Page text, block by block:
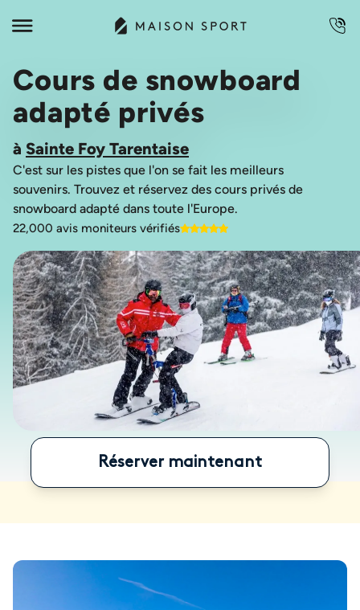
Cours de snowboard
adapté privés
à Sainte Foy Tarentaise
C'est sur les pistes que l'on se fait les meilleurs
souvenirs. Trouvez et réservez des cours privés de
22,000 avis moniteurs vérifiés
Réserver maintenant